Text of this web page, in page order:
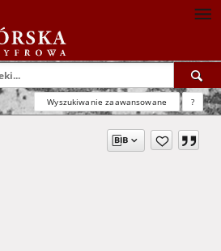
Wyszukiwanie zaawansowane ?